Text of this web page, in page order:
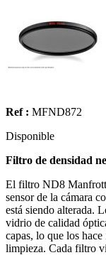
Ref : MFND872
Disponible
Filtro de densidad
El filtro ND8
sensor de la cámara
está siendo alterada.
vidrio de calidad
capas, lo que los
limpieza. Cada filtro